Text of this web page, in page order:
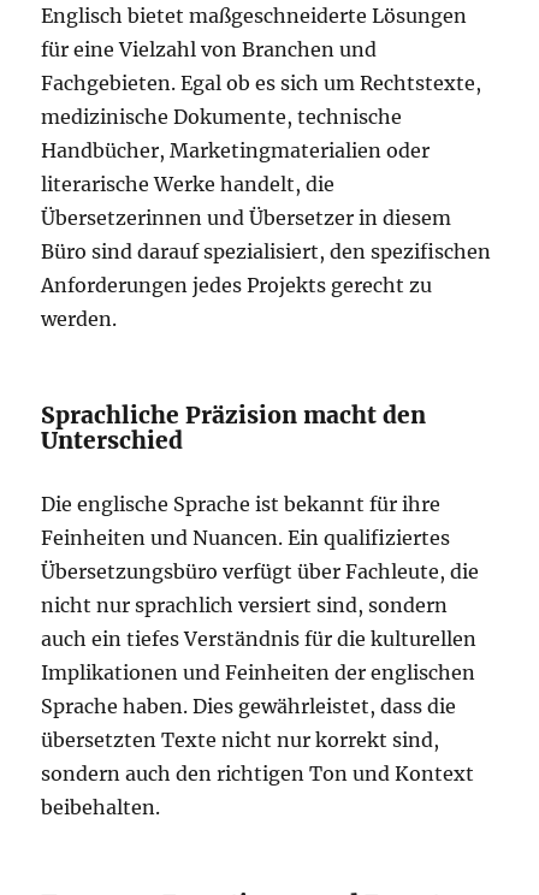
Englisch bietet maßgeschneiderte Lösungen
für eine Vielzahl von Branchen und
Fachgebieten. Egal ob es sich um Rechtstexte,
medizinische Dokumente, technische
Handbücher, Marketingmaterialien oder
literarische Werke handelt, die
Übersetzerinnen und Übersetzer in diesem
Büro sind darauf spezialisiert, den spezifischen
Anforderungen jedes Projekts gerecht zu
werden.
Sprachliche Präzision macht den
Unterschied
Die englische Sprache ist bekannt für ihre
Feinheiten und Nuancen. Ein qualifiziertes
Übersetzungsbüro verfügt über Fachleute, die
nicht nur sprachlich versiert sind, sondern
auch ein tiefes Verständnis für die kulturellen
Implikationen und Feinheiten der englischen
Sprache haben. Dies gewährleistet, dass die
übersetzten Texte nicht nur korrekt sind,
sondern auch den richtigen Ton und Kontext
beibehalten.